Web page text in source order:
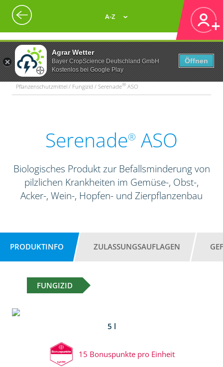
Agrar Wetter
Bayer CropScience Deutschland GmbH
Kostenlos bei Google Play
Öffnen
A-Z
Pflanzenschutzmittel / Fungizid / Serenade® ASO
Serenade® ASO
Biologisches Produkt zur Befallsminderung von
pilzlichen Krankheiten im Gemüse-, Obst-,
Acker-, Wein-, Hopfen- und Zierpflanzenbau
PRODUKTINFO ZULASSUNGSAUFLAGEN
FUNGIZID
5 l
15 Bonuspunkte pro Einheit